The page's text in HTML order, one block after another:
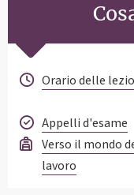
Orario delle
Appelli d'esame
Verso il mondo
lavoro